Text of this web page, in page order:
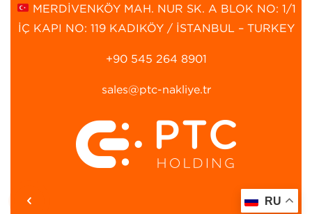
MERDİVENKÖY MAH. NUR SK. A BLOK NO: 1/1
İÇ KAPI NO: 119 KADIKÖY / İSTANBUL – TURKEY
+90 545 264 8901‬
sales@ptc-nakliye.tr
RU